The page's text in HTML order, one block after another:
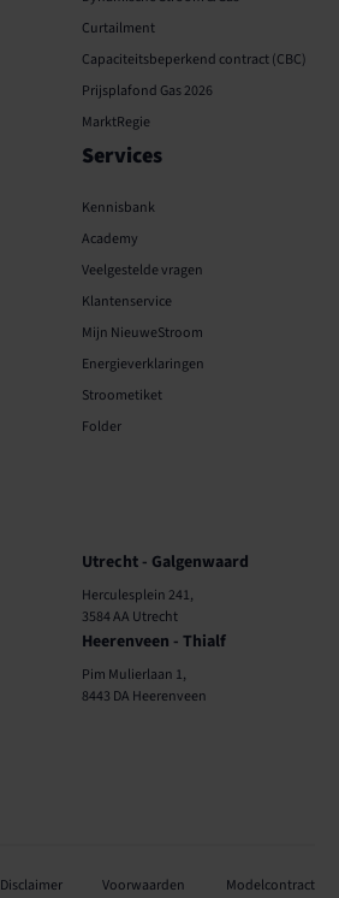
Curtailment
Capaciteits­­beperkend contract (CBC)
Prijsplafond Gas 2026
MarktRegie
Services
Kennisbank
Academy
Veelgestelde vragen
Klantenservice
Mijn NieuweStroom
Energieverklaringen
Stroometiket
Folder
Utrecht - Galgenwaard
Herculesplein 241,
3584 AA Utrecht
Heerenveen - Thialf
Pim Mulierlaan 1,
8443 DA Heerenveen
Disclaimer Voorwaarden Modelcontract